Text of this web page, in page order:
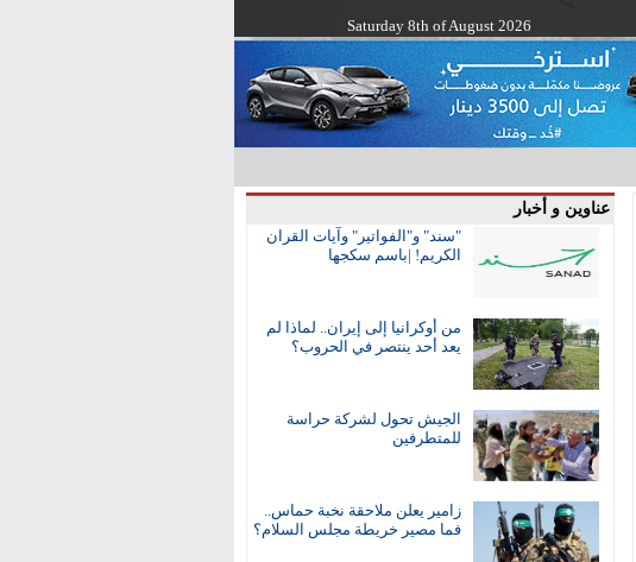
Saturday 8th of August 2026
عناوين و أخبار
"سند" و"الفواتير" وآيات القران
الكريم! |باسم سكجها
من أوكرانيا إلى إيران.. لماذا لم
يعد أحد ينتصر في الحروب؟
الجيش تحول لشركة حراسة
للمتطرفين
زامير يعلن ملاحقة نخبة حماس..
فما مصير خريطة مجلس السلام؟